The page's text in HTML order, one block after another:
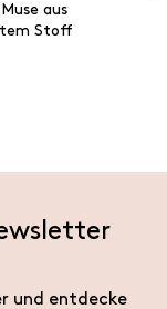
aus
Stoff
und entdecke